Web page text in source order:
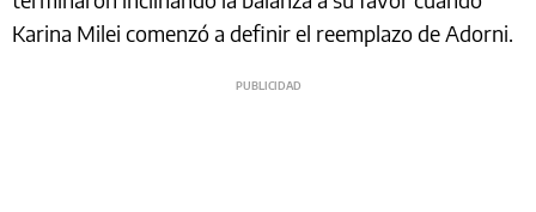
Karina Milei comenzó a definir el reemplazo de Adorni.